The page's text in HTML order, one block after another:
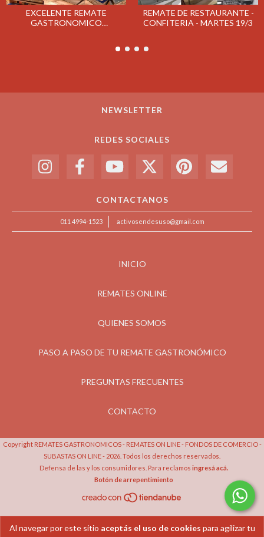
Al navegar por este sitio aceptás el uso de cookies para agilizar tu
EXCELENTE REMATE
GASTRONOMICO
REMATE DE RESTAURANTE -
CONFITERIA - MARTES 19/3
NEWSLETTER
REDES SOCIALES
CONTACTANOS
011 4994-1523 activosendesuso@gmail.com
INICIO
REMATES ONLINE
QUIENES SOMOS
PASO A PASO DE TU REMATE GASTRONÓMICO
PREGUNTAS FRECUENTES
CONTACTO
Copyright REMATES GASTRONOMICOS - REMATES ON LINE - FONDOS DE COMERCIO -
SUBASTAS ON LINE - 2026. Todos los derechos reservados.
Defensa de las y los consumidores. Para reclamos ingresá acá.
Botón de arrepentimiento